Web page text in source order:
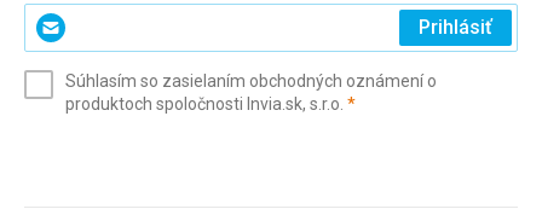
Zadajte
svoj
(povinné)
Prihlásiť
Súhlasím so zasielaním obchodných oznámení o
produktoch spoločnosti Invia.sk, s.r.o. *(povinné)